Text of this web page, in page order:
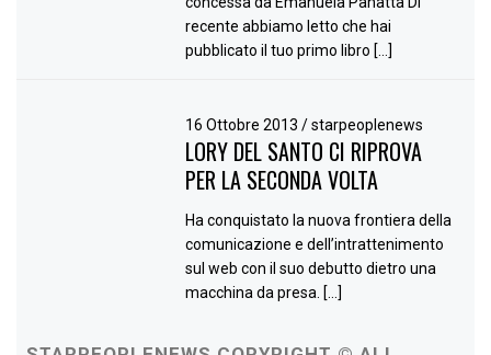
recente abbiamo letto che hai
pubblicato il tuo primo libro […]
16 Ottobre 2013/ starpeoplenews
LORY DEL SANTO CI RIPROVA
PER LA SECONDA VOLTA
Ha conquistato la nuova frontiera della
comunicazione e dell’intrattenimento
sul web con il suo debutto dietro una
macchina da presa. […]